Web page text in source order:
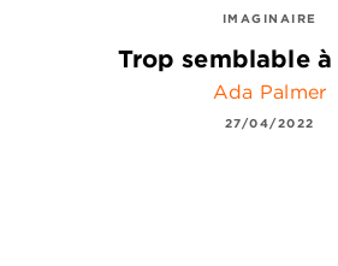
IMAGINAIRE
Trop semblable
Ada Palmer
27/04/2022